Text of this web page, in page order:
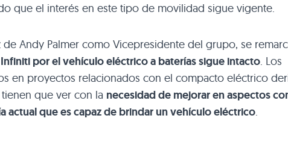
que el interés en este tipo de movilidad sigue vigente.
de Andy Palmer como Vicepresidente del grupo, se
por el vehículo eléctrico a baterías sigue intacto. Los
en proyectos relacionados con el compacto eléctrico
que ver con la necesidad de mejorar en aspectos
actual que es capaz de brindar un vehículo eléctrico.